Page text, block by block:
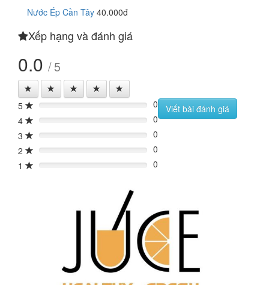
Nước Ép Cần Tây 40.000đ
Xếp hạng và đánh giá
0.0 / 5
5 0%
0
4
0%
0
3
0%
0
2
0%
0
1
0% 0
Viết bài đánh giá